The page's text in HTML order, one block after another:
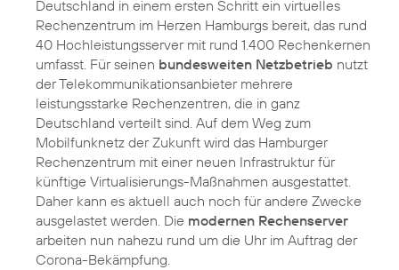
Deutschland in einem ersten Schritt ein virtuelles
Rechenzentrum im Herzen Hamburgs bereit, das rund
40 Hochleistungsserver mit rund 1.400 Rechenkernen
umfasst. Für seinen bundesweiten Netzbetrieb nutzt
der Telekommunikationsanbieter mehrere
leistungsstarke Rechenzentren, die in ganz
Deutschland verteilt sind. Auf dem Weg zum
Mobilfunknetz der Zukunft wird das Hamburger
Rechenzentrum mit einer neuen Infrastruktur für
künftige Virtualisierungs-Maßnahmen ausgestattet.
Daher kann es aktuell auch noch für andere Zwecke
ausgelastet werden. Die modernen Rechenserver
arbeiten nun nahezu rund um die Uhr im Auftrag der
Corona-Bekämpfung.